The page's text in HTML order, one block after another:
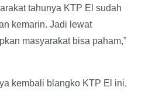
tahunya KTP El sudah
kemarin. Jadi lewat
masyarakat bisa paham,”
kembali blangko KTP El ini,